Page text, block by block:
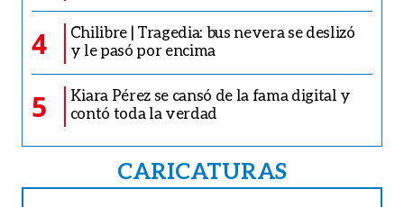
4
Chilibre | Tragedia: bus nevera se deslizó
y le pasó por encima
5
Kiara Pérez se cansó de la fama digital y
contó toda la verdad
CARICATURAS